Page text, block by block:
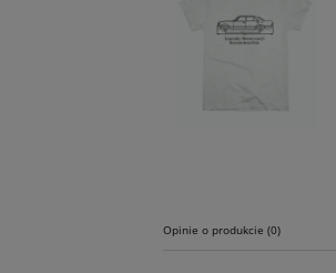
Opinie o produkcie (0)